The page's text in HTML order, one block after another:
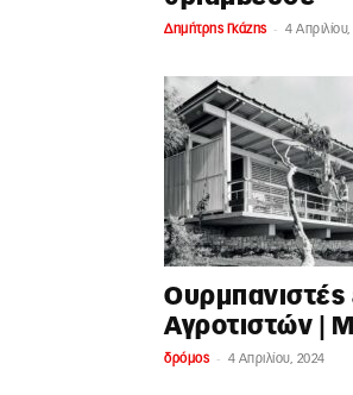
Δημήτρης Γκάζης - 4
Ουρμπανιστές
Αγροτιστών |
δρόμος - 4 Απριλίου, 2024